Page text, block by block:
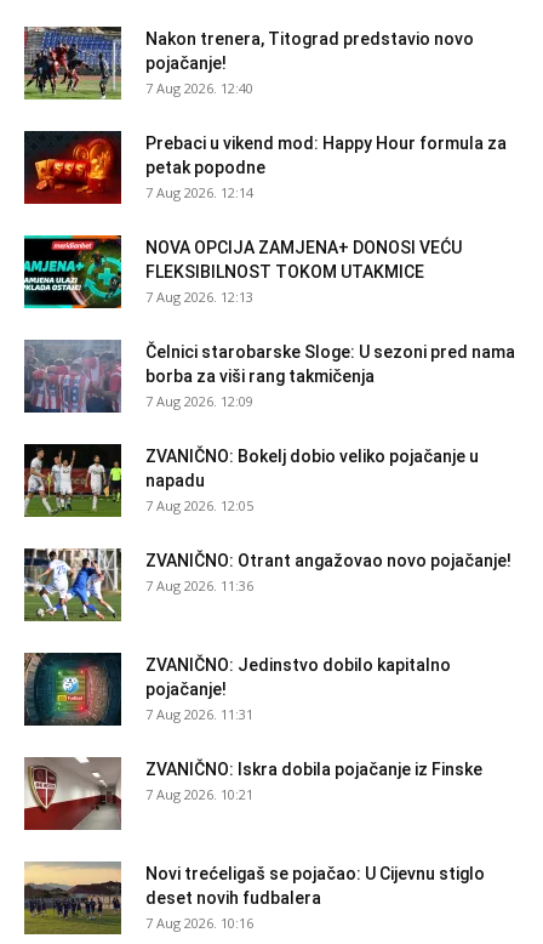
Nakon trenera, Titograd predstavio novo
pojačanje!
7 Aug 2026. 12:40
Prebaci u vikend mod: Happy Hour formula za
petak popodne
7 Aug 2026. 12:14
NOVA OPCIJA ZAMJENA+ DONOSI VEĆU
FLEKSIBILNOST TOKOM UTAKMICE
7 Aug 2026. 12:13
Čelnici starobarske Sloge: U sezoni pred nama
borba za viši rang takmičenja
7 Aug 2026. 12:09
ZVANIČNO: Bokelj dobio veliko pojačanje u
napadu
7 Aug 2026. 12:05
ZVANIČNO: Otrant angažovao novo pojačanje!
7 Aug 2026. 11:36
ZVANIČNO: Jedinstvo dobilo kapitalno
pojačanje!
7 Aug 2026. 11:31
ZVANIČNO: Iskra dobila pojačanje iz Finske
7 Aug 2026. 10:21
Novi trećeligaš se pojačao: U Cijevnu stiglo
deset novih fudbalera
7 Aug 2026. 10:16